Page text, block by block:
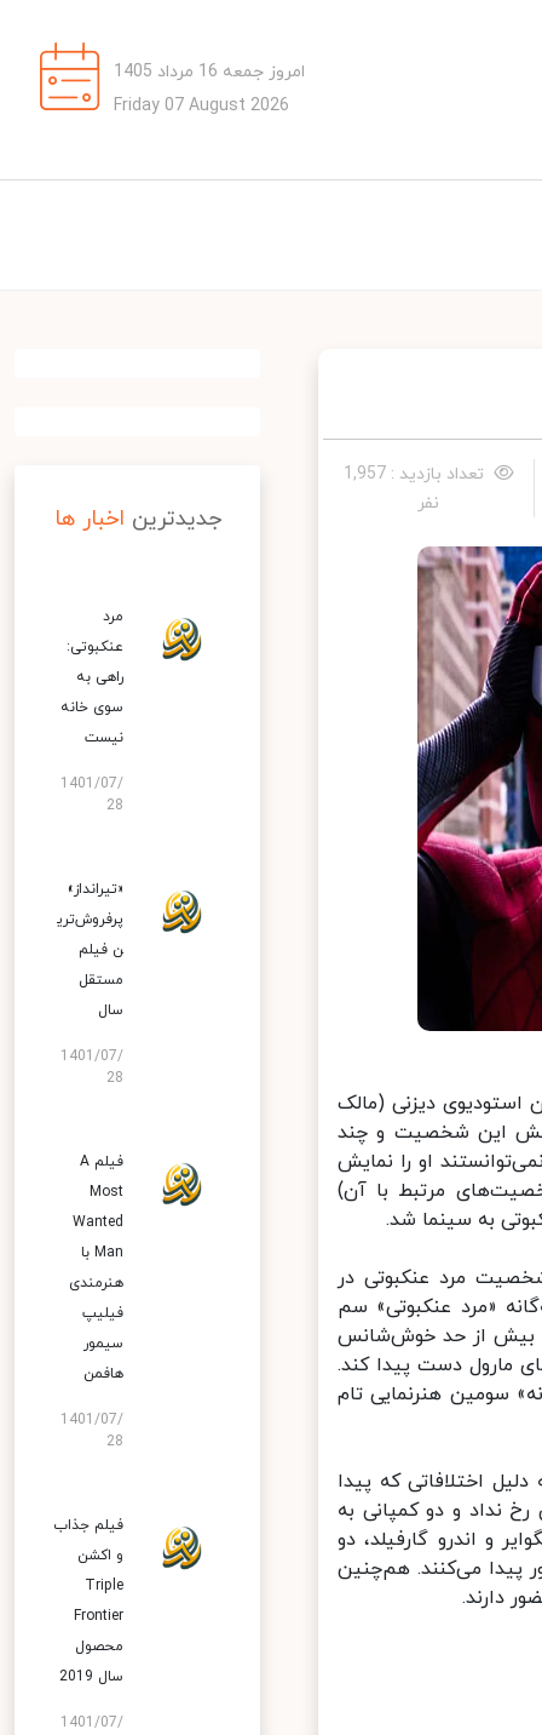
امروز جمعه 16 مرداد 1405
Friday 07 August 2026
تعداد بازدید : 1,957
نفر
دیزنی (مالک
این شخصیت و چند
او را نمایش
مرتبط با آن)
به سینما شد.
مرد عنکبوتی در
«مرد عنکبوتی» سم
بیش از حد خوش‌شانس
دست پیدا کند.
سومین هنرنمایی تام
اختلافاتی که پیدا
نداد و دو کمپانی به
و اندرو گارفیلد، دو
می‌کنند. هم‌چنین
دارند.
جدیدترین اخبار ها
مرد
عنکبوتی:
راهی به
سوی خانه
نیست
1401/07/
28
«تیرانداز»
پرفروش‌تری
ن فیلم
مستقل
سال
1401/07/
28
فیلم A
Most
Wanted
Man با
هنرمندی
فیلیپ
سیمور
هافمن
1401/07/
28
فیلم جذاب
و اکشن
Triple
Frontier
محصول
سال 2019
1401/07/